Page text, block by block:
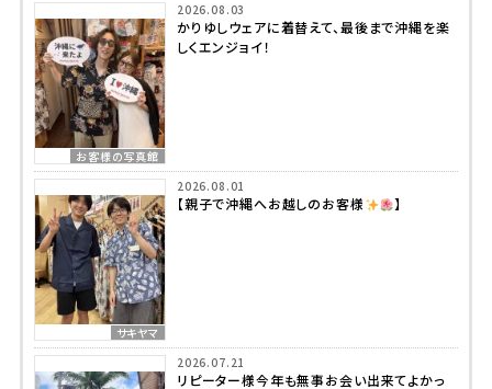
お客様の写真館
2026.08.03
かりゆしウェアに着替えて、最後まで沖縄を楽
しくエンジョイ！
サキヤマ
2026.08.01
【親子で沖縄へお越しのお客様 】
2026.07.21
リピーター様今年も無事お会い出来てよかっ